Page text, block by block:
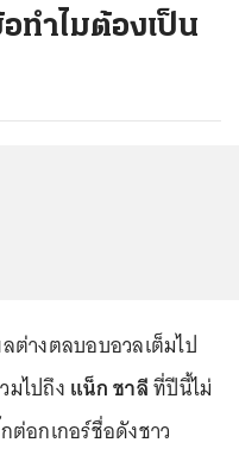
ทำไมต้องเป็น
ต่างตลบอบอวลเต็มไป
มไปถึง แน็ก ชาลีที่ปีนี้ไม่
ต่อกเกอร์ชื่อดังชาว